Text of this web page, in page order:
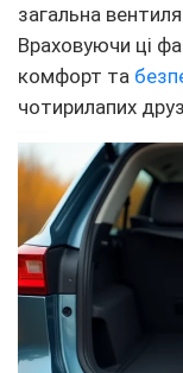
загальна
Враховуючи ці
комфорт та
чотирилапих